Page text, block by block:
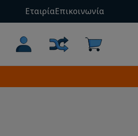
ΕταιρίαΕπικοινωνία